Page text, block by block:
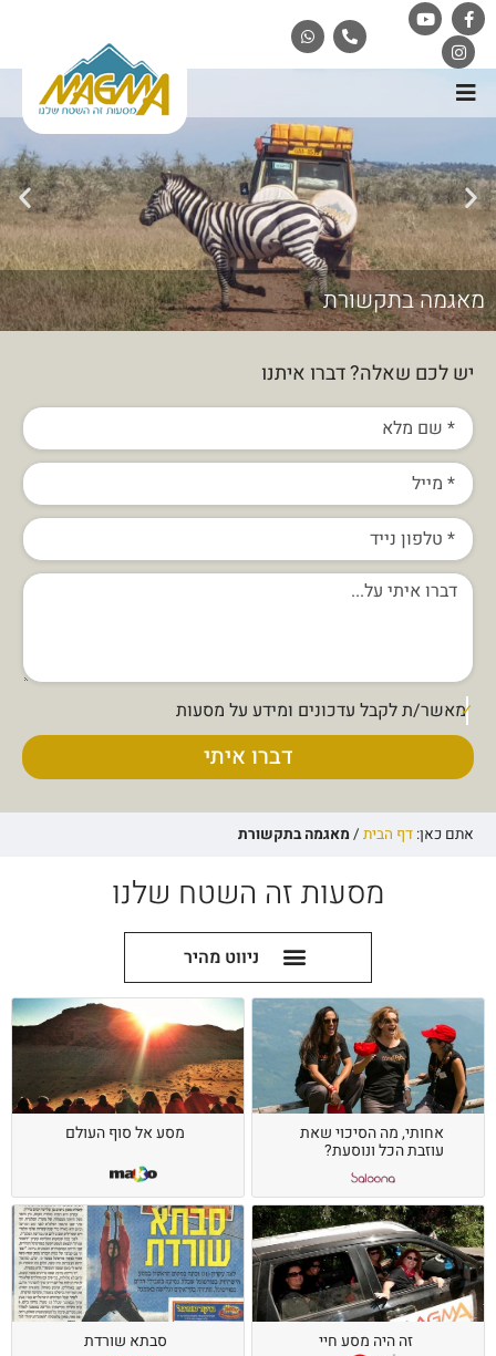
מאגמה בתקשורת
יש לכם שאלה? דברו איתנו
מאשר/ת לקבל עדכונים ומידע על מסעות
דברו איתי
אתם כאן: דף הבית / מאגמה בתקשורת
מסעות זה השטח שלנו
ניווט מהיר
אחותי, מה הסיכוי שאת
עוזבת הכל ונוסעת?
מסע אל סוף העולם
זה היה מסע חיי סבתא שורדת